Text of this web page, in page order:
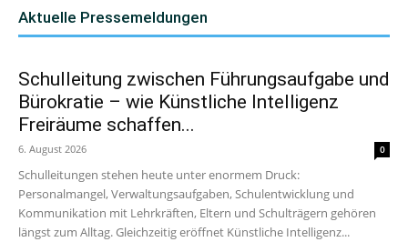
Aktuelle Pressemeldungen
Schulleitung zwischen Führungsaufgabe und
Bürokratie – wie Künstliche Intelligenz
Freiräume schaffen...
6. August 2026 0
Schulleitungen stehen heute unter enormem Druck:
Personalmangel, Verwaltungsaufgaben, Schulentwicklung und
Kommunikation mit Lehrkräften, Eltern und Schulträgern gehören
längst zum Alltag. Gleichzeitig eröffnet Künstliche Intelligenz...